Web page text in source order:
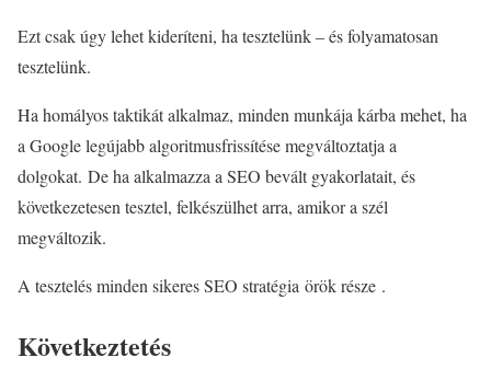
Ezt csak úgy lehet kideríteni, ha tesztelünk – és folyamatosan
tesztelünk.
Ha homályos taktikát alkalmaz, minden munkája kárba mehet, ha
a Google legújabb algoritmusfrissítése megváltoztatja a
dolgokat. De ha alkalmazza a SEO bevált gyakorlatait, és
következetesen tesztel, felkészülhet arra, amikor a szél
megváltozik.
A tesztelés minden sikeres SEO stratégia örök része .
Következtetés